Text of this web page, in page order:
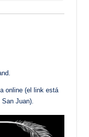
online (el link está
Juan).